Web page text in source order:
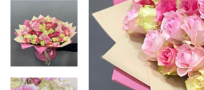
ИНДИВИДУАЛЬНЫЙ ЗАКАЗ
ЦВЕТЫ ДЛЯ ПОХОРОН